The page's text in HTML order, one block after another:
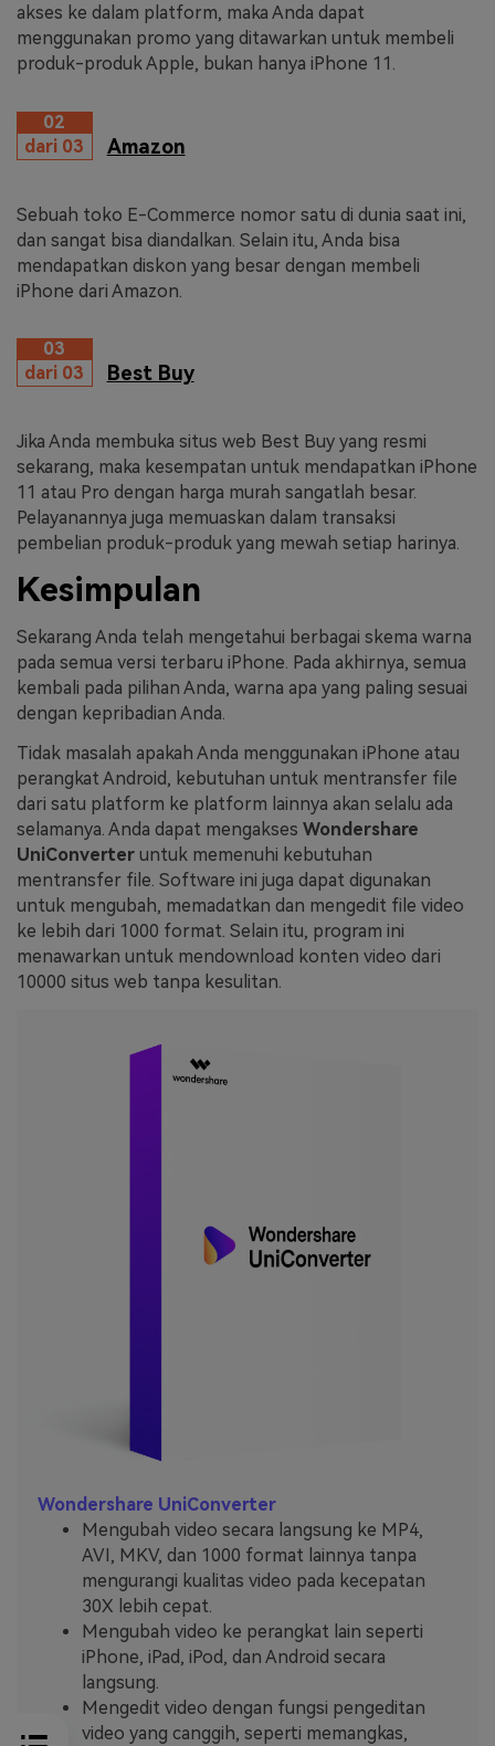
akses ke dalam platform, maka Anda dapat
menggunakan promo yang ditawarkan untuk membeli
produk-produk Apple, bukan hanya iPhone 11.
02
dari 03
Amazon
Sebuah toko E-Commerce nomor satu di dunia saat ini,
dan sangat bisa diandalkan. Selain itu, Anda bisa
mendapatkan diskon yang besar dengan membeli
iPhone dari Amazon.
03
dari 03
Best Buy
Jika Anda membuka situs web Best Buy yang resmi
sekarang, maka kesempatan untuk mendapatkan iPhone
11 atau Pro dengan harga murah sangatlah besar.
Pelayanannya juga memuaskan dalam transaksi
pembelian produk-produk yang mewah setiap harinya.
Kesimpulan
Sekarang Anda telah mengetahui berbagai skema warna
pada semua versi terbaru iPhone. Pada akhirnya, semua
kembali pada pilihan Anda, warna apa yang paling sesuai
dengan kepribadian Anda.
Tidak masalah apakah Anda menggunakan iPhone atau
perangkat Android, kebutuhan untuk mentransfer file
dari satu platform ke platform lainnya akan selalu ada
selamanya. Anda dapat mengakses Wondershare
UniConverter untuk memenuhi kebutuhan
mentransfer file. Software ini juga dapat digunakan
untuk mengubah, memadatkan dan mengedit file video
ke lebih dari 1000 format. Selain itu, program ini
menawarkan untuk mendownload konten video dari
10000 situs web tanpa kesulitan.
Wondershare UniConverter
Mengubah video secara langsung ke MP4,
AVI, MKV, dan 1000 format lainnya tanpa
mengurangi kualitas video pada kecepatan
30X lebih cepat.
Mengubah video ke perangkat lain seperti
iPhone, iPad, iPod, dan Android secara
langsung.
Mengedit video dengan fungsi pengeditan
video yang canggih, seperti memangkas,